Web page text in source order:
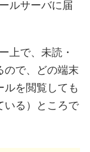
ルサーバに届
上で、未読・
ので、どの端末
ルを閲覧しても
いる）ところで